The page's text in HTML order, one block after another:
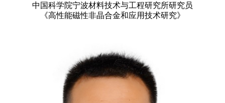
中国科学院宁波材料技术与工程研究所研究员
《高性能磁性非晶合金和应用技术研究》